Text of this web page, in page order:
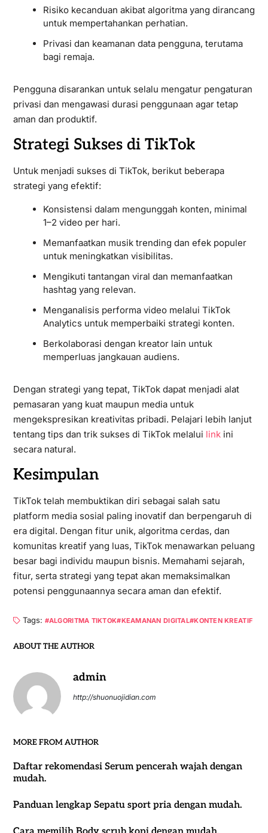
Risiko kecanduan akibat algoritma yang dirancang
untuk mempertahankan perhatian.
Privasi dan keamanan data pengguna, terutama
bagi remaja.
Pengguna disarankan untuk selalu mengatur pengaturan
privasi dan mengawasi durasi penggunaan agar tetap
aman dan produktif.
Strategi Sukses di TikTok
Untuk menjadi sukses di TikTok, berikut beberapa
strategi yang efektif:
Konsistensi dalam mengunggah konten, minimal
1–2 video per hari.
Memanfaatkan musik trending dan efek populer
untuk meningkatkan visibilitas.
Mengikuti tantangan viral dan memanfaatkan
hashtag yang relevan.
Menganalisis performa video melalui TikTok
Analytics untuk memperbaiki strategi konten.
Berkolaborasi dengan kreator lain untuk
memperluas jangkauan audiens.
Dengan strategi yang tepat, TikTok dapat menjadi alat
pemasaran yang kuat maupun media untuk
mengekspresikan kreativitas pribadi. Pelajari lebih lanjut
tentang tips dan trik sukses di TikTok melalui linkini
secara natural.
Kesimpulan
TikTok telah membuktikan diri sebagai salah satu
platform media sosial paling inovatif dan berpengaruh di
era digital. Dengan fitur unik, algoritma cerdas, dan
komunitas kreatif yang luas, TikTok menawarkan peluang
besar bagi individu maupun bisnis. Memahami sejarah,
fitur, serta strategi yang tepat akan memaksimalkan
potensi penggunaannya secara aman dan efektif.
Tags: ALGORITMA TIKTOK KEAMANAN DIGITAL KONTEN KREATIF
ABOUT THE AUTHOR
admin
http://shuonuojidian.com
MORE FROM AUTHOR
Daftar rekomendasi Serum pencerah wajah dengan
mudah.
Panduan lengkap Sepatu sport pria dengan mudah.